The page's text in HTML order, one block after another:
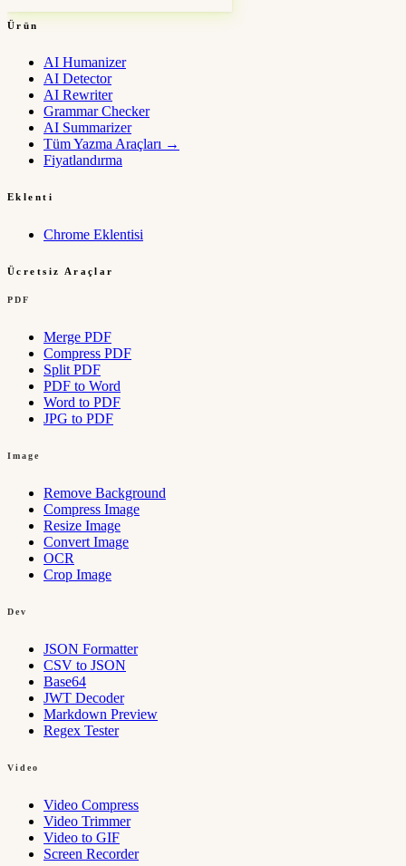
Ürün
AI Humanizer
AI Detector
AI Rewriter
Grammar Checker
AI Summarizer
Tüm Yazma Araçları →
Fiyatlandırma
Eklenti
Chrome Eklentisi
Ücretsiz Araçlar
PDF
Merge PDF
Compress PDF
Split PDF
PDF to Word
Word to PDF
JPG to PDF
Image
Remove Background
Compress Image
Resize Image
Convert Image
OCR
Crop Image
Dev
JSON Formatter
CSV to JSON
Base64
JWT Decoder
Markdown Preview
Regex Tester
Video
Video Compress
Video Trimmer
Video to GIF
Screen Recorder